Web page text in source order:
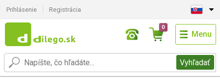
Prihlásenie Registrácia
Vyhľadať
0
Menu